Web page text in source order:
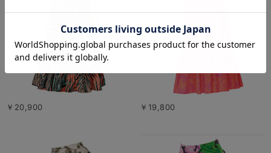
￥20,900 ￥19,800